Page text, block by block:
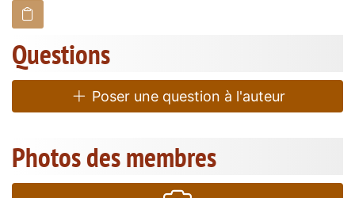
Questions
Poser une question à l'auteur
Photos des membres